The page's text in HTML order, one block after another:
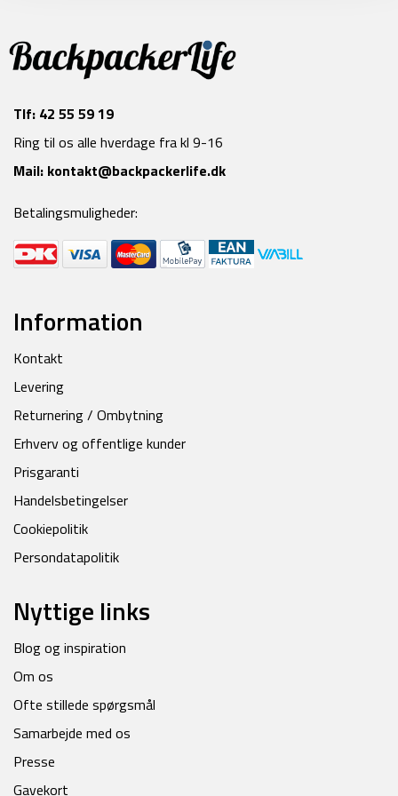
Tlf: 42 55 59 19
Ring til os alle hverdage fra kl 9-16
Mail: kontakt@backpackerlife.dk
Betalingsmuligheder:
Information
Kontakt
Levering
Returnering / Ombytning
Erhverv og offentlige kunder
Prisgaranti
Handelsbetingelser
Cookiepolitik
Persondatapolitik
Nyttige links
Blog og inspiration
Om os
Ofte stillede spørgsmål
Samarbejde med os
Presse
Gavekort